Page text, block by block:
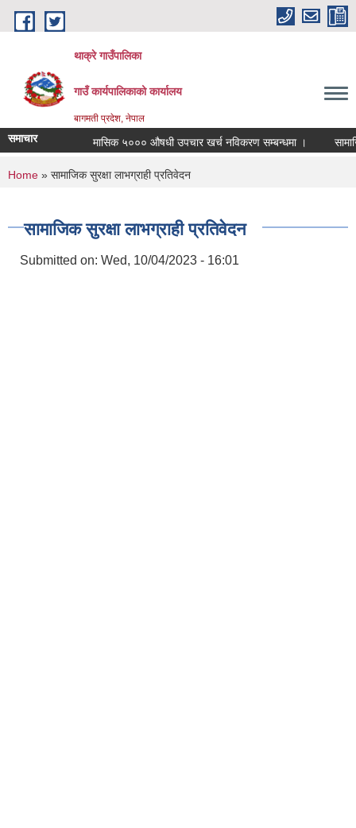
Skip to main content
थाक्रे गाउँपालिका
गाउँ कार्यपालिकाको कार्यालय
बागमती प्रदेश, नेपाल
समाचार मासिक ५००० औषधी उपचार खर्च नविकरण सम्बन्धमा ।
You are here
Home » सामाजिक सुरक्षा लाभग्राही प्रतिवेदन
सामाजिक सुरक्षा लाभग्राही प्रतिवेदन
Submitted on: Wed, 10/04/2023 - 16:01